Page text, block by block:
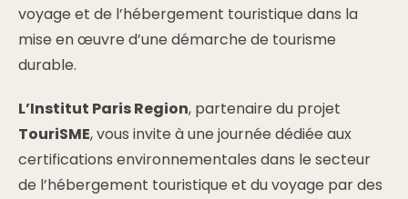
voyage et de l’hébergement touristique dans la
mise en œuvre d’une démarche de tourisme
durable.
L’Institut Paris Region, partenaire du projet
TouriSME, vous invite à une journée dédiée aux
certifications environnementales dans le secteur
de l’hébergement touristique et du voyage par des